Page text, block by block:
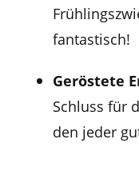
fantastisch!
Geröstete
Schluss für
den jeder